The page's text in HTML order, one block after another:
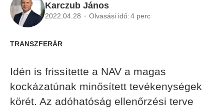
Karczub János
2022.04.28 Olvasási idő:4 perc
TRANSZFERÁR
Idén is frissítette a NAV a magas
kockázatúnak minősített tevékenységek
körét. Az adóhatóság ellenőrzési terve